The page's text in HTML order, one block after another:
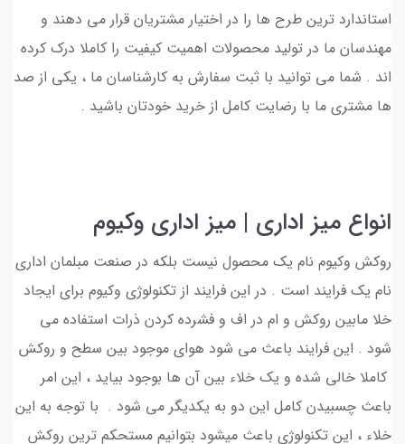
استاندارد ترین طرح ها را در اختیار مشتریان قرار می دهند و
مهندسان ما در تولید محصولات اهمیت کیفیت را کاملا درک کرده
اند . شما می توانید با ثبت سفارش به کارشناسان ما ، یکی از صد
ها مشتری ما با رضایت کامل از خرید خودتان باشید .
انواع میز اداری | میز اداری وکیوم
روکش وکیوم نام یک محصول نیست بلکه در صنعت مبلمان اداری
نام یک فرایند است . در این فرایند از تکنولوژی وکیوم برای ایجاد
خلا مابین روکش و ام در اف و فشرده کردن ذرات استفاده می
شود . این فرایند باعث می شود هوای موجود بین سطح و روکش
کاملا خالی شده و یک خلاء بین آن ها بوجود بیاید ، این امر
باعث چسبیدن کامل این دو به یکدیگر می شود . با توجه به این
خلاء ، این تکنولوژی باعث میشود بتوانیم مستحکم ترین روکش